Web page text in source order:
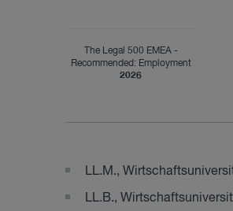
The Legal 500 EMEA -
Recommended: Employment
2026
LL.M.,
LL.B.,